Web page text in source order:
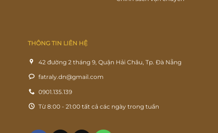
THÔNG TIN LIÊN HỆ
42 đường 2 tháng 9, Quận Hải Châu, Tp. Đà Nẵng
fatraly.dn@gmail.com
0901.135.139
Từ 8:00 - 21:00 tất cả các ngày trong tuần